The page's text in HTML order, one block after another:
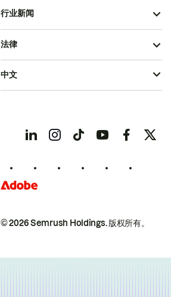
行业新闻
© 2026 Semrush Holdings.版权所有。
法律
中文